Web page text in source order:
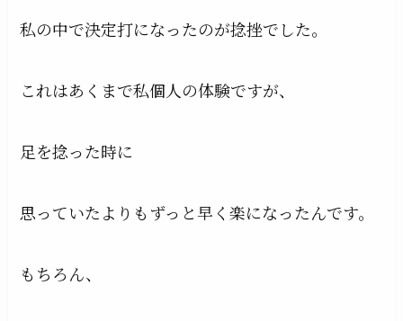
私の中で決定打になったのが捻挫でした。
これはあくまで私個人の体験ですが、
足を捻った時に
思っていたよりもずっと早く楽になったんです。
もちろん、